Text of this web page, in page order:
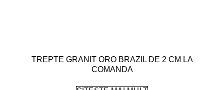
TREPTE GRANIT ORO BRAZIL DE 2 CM LA
COMANDA